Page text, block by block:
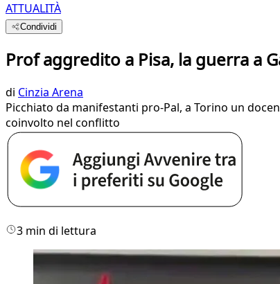
ATTUALITÀ
Condividi
Prof aggredito a Pisa, la guerra a
di Cinzia Arena
Picchiato da manifestanti pro-Pal, a Torino un
coinvolto nel conflitto
3 min di lettura